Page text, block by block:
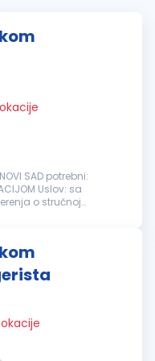
SAD potrebni:
Uslov: sa
o stručnoj